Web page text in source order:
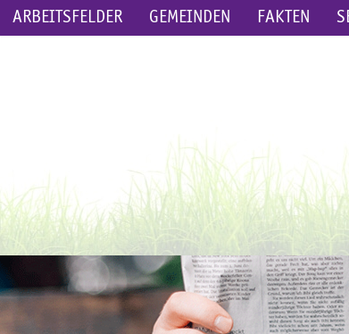
ARBEITSFELDER GEMEINDEN FAKTEN